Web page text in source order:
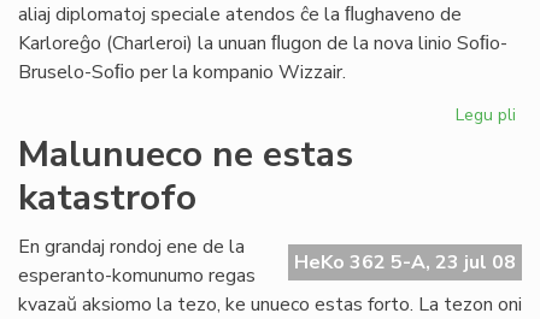
aliaj diplomatoj speciale atendos ĉe la ﬂughaveno de
Karloreĝo (Charleroi) la unuan ﬂugon de la nova linio Soﬁo-
Bruselo-Soﬁo per la kompanio Wizzair.
Legu pli
Malunueco ne estas
katastrofo
HeKo 362 5-A, 23 jul 08
En grandaj rondoj ene de la
esperanto-komunumo regas
kvazaŭ aksiomo la tezo, ke unueco estas forto. La tezon oni